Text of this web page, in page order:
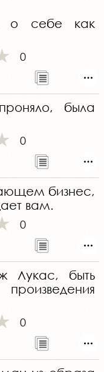
о себе как
0
была
0
бизнес,
вам.
0
Лукас, быть
0